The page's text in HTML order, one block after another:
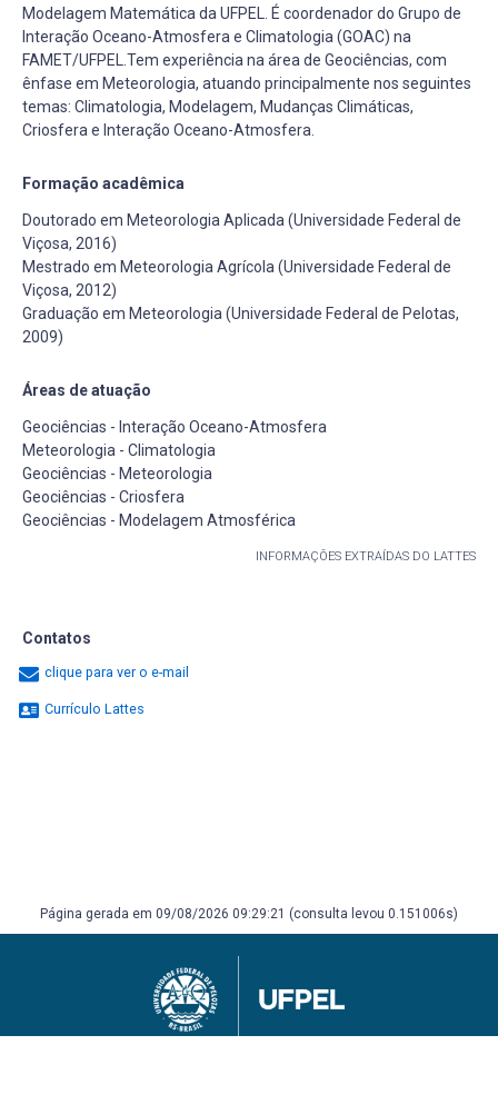
Modelagem Matemática da UFPEL. É coordenador do Grupo de
Interação Oceano-Atmosfera e Climatologia (GOAC) na
FAMET/UFPEL.Tem experiência na área de Geociências, com
ênfase em Meteorologia, atuando principalmente nos seguintes
temas: Climatologia, Modelagem, Mudanças Climáticas,
Criosfera e Interação Oceano-Atmosfera.
Formação acadêmica
Doutorado em Meteorologia Aplicada (Universidade Federal de
Viçosa, 2016)
Mestrado em Meteorologia Agrícola (Universidade Federal de
Viçosa, 2012)
Graduação em Meteorologia (Universidade Federal de Pelotas,
2009)
Áreas de atuação
Geociências - Interação Oceano-Atmosfera
Meteorologia - Climatologia
Geociências - Meteorologia
Geociências - Criosfera
Geociências - Modelagem Atmosférica
INFORMAÇÕES EXTRAÍDAS DO LATTES
Contatos
clique para ver o e-mail
Currículo Lattes
Página gerada em 09/08/2026 09:29:21 (consulta levou 0.151006s)